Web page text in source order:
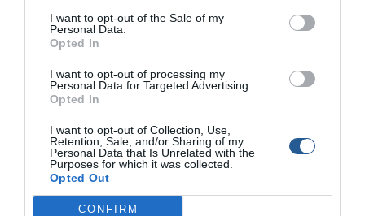
I want to opt-out of the Sale of my
Personal Data.
Opted In
I want to opt-out of processing my
Personal Data for Targeted Advertising.
Opted In
I want to opt-out of Collection, Use,
Retention, Sale, and/or Sharing of my
Personal Data that Is Unrelated with the
Purposes for which it was collected.
Opted Out
CONFIRM
Ξεπερνάει κάθε προηγούμενο ο αριθμός
λεοντόψαρων στις θάλασσες των Χανίων
Ξεπερνάει κάθε προηγούμενο ο αριθμός λεοντόψαρων που
πιάνουν φέτος στα δίχτυα τους ψαράδες στα νότια του Νομού
Χανίων! Το πρόβλημα είναι πιο οξυμένο από κάθε άλλη χρονιά
αναφορές για μεγάλους αριθμούς λεοντόψαρων σε Σούγια,
Παλαιόχωρα αλλά και Σφακιά. Μοναδικό τρόπος
αντιμετώπισης των λεοντόψαρων… το εκτεταμένο ψάρεμα […]